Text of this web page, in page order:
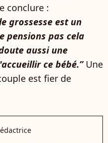
conclure :
grossesse est un
pensions pas cela
aussi une
ce bébé.”Une
est fier de